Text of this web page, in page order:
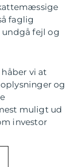
faglig
fejl og
vi at
og
muligt ud
investor